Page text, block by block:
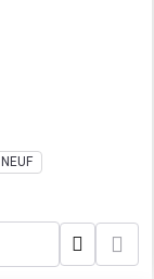
NEUF